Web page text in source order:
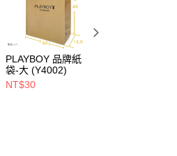
進項蒐集、處理及利
認、核對及更正。
userRule
PLAYBOY 品牌紙
袋-大 (Y4002)
NT$30